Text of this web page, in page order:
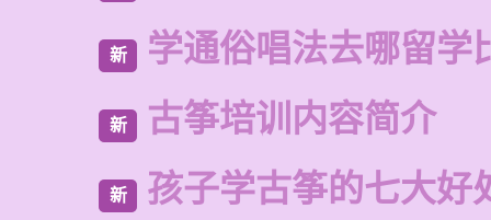
新 学通俗唱法去哪留学
新 古筝培训内容简介
新 孩子学古筝的七大好